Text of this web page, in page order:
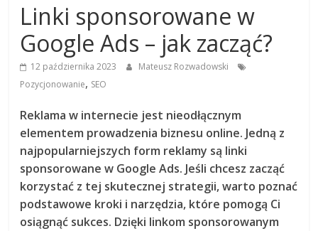
Linki sponsorowane w
Google Ads – jak zacząć?
12 października 2023
Mateusz Rozwadowski
Pozycjonowanie, SEO
Reklama w internecie jest nieodłącznym
elementem prowadzenia biznesu online. Jedną z
najpopularniejszych form reklamy są linki
sponsorowane w Google Ads. Jeśli chcesz zacząć
korzystać z tej skutecznej strategii, warto poznać
podstawowe kroki i narzędzia, które pomogą Ci
osiągnąć sukces. Dzięki linkom sponsorowanym